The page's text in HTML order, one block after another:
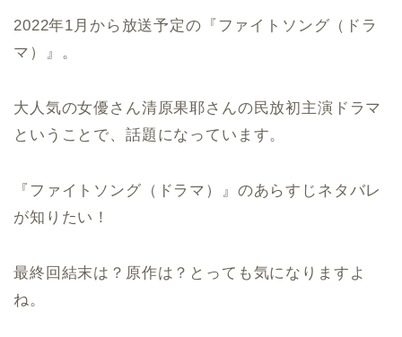
2022年1月から放送予定の『ファイトソング（ドラ
マ）』。
大人気の女優さん清原果耶さんの民放初主演ドラマ
ということで、話題になっています。
『ファイトソング（ドラマ）』のあらすじネタバレ
が知りたい！
最終回結末は？原作は？とっても気になりますよ
ね。